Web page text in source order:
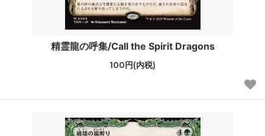
精霊龍の呼集/Call the Spirit Dragons
100円(内税)